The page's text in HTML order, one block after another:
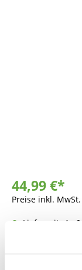
44,99 €*
Preise inkl. MwSt.
Lieferzeit: 4 - 9
Produkt